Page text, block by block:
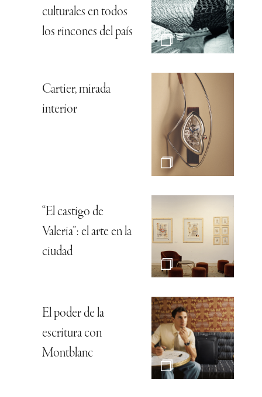
culturales en todos
los rincones del país
Cartier, mirada
interior
“El castigo de
Valeria”: el arte en la
ciudad
El poder de la
escritura con
Montblanc